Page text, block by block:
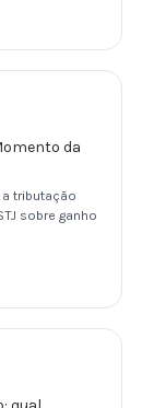
da
tributação
sobre ganho